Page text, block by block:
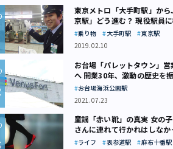
東京メトロ「大手町駅」か
京駅」どう進む？ 現役駅員
もらいました
乗り物 大手町駅
東京駅
2019.02.10
お台場「パレットタウン」営
へ 開業30年、激動の歴史を
お台場海浜公園駅
2021.07.23
童謡「赤い靴」の真実 女の
さんに連れて行かれはしなか
ライフ 表参道駅
麻布十番駅